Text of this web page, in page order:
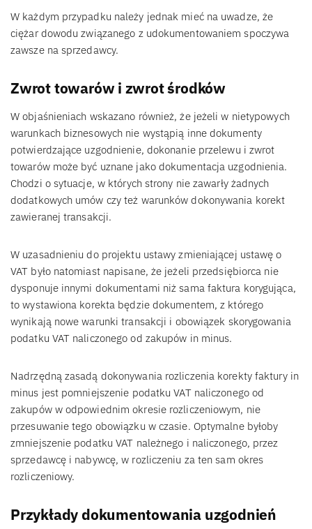
W każdym przypadku należy jednak mieć na uwadze, że
ciężar dowodu związanego z udokumentowaniem spoczywa
zawsze na sprzedawcy.
Zwrot towarów i zwrot środków
W objaśnieniach wskazano również, że jeżeli w nietypowych
warunkach biznesowych nie wystąpią inne dokumenty
potwierdzające uzgodnienie, dokonanie przelewu i zwrot
towarów może być uznane jako dokumentacja uzgodnienia.
Chodzi o sytuacje, w których strony nie zawarły żadnych
dodatkowych umów czy też warunków dokonywania korekt
zawieranej transakcji.
W uzasadnieniu do projektu ustawy zmieniającej ustawę o
VAT było natomiast napisane, że jeżeli przedsiębiorca nie
dysponuje innymi dokumentami niż sama faktura korygująca,
to wystawiona korekta będzie dokumentem, z którego
wynikają nowe warunki transakcji i obowiązek skorygowania
podatku VAT naliczonego od zakupów in minus.
Nadrzędną zasadą dokonywania rozliczenia korekty faktury in
minus jest pomniejszenie podatku VAT naliczonego od
zakupów w odpowiednim okresie rozliczeniowym, nie
przesuwanie tego obowiązku w czasie. Optymalne byłoby
zmniejszenie podatku VAT należnego i naliczonego, przez
sprzedawcę i nabywcę, w rozliczeniu za ten sam okres
rozliczeniowy.
Przykłady dokumentowania uzgodnień